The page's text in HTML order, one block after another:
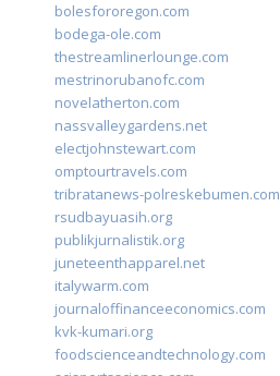
bolesfororegon.com
bodega-ole.com
thestreamlinerlounge.com
mestrinorubanofc.com
novelatherton.com
nassvalleygardens.net
electjohnstewart.com
omptourtravels.com
tribratanews-polreskebumen.com
rsudbayuasih.org
publikjurnalistik.org
juneteenthapparel.net
italywarm.com
journaloffinanceeconomics.com
kvk-kumari.org
foodscienceandtechnology.com